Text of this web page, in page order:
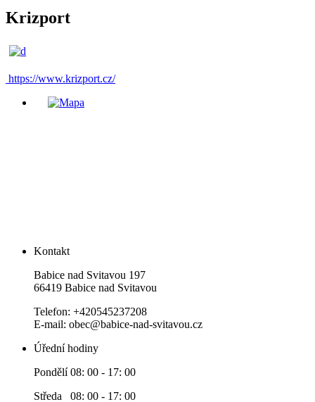
Krizport
https://www.krizport.cz/
Kontakt
Babice nad Svitavou 197
66419 Babice nad Svitavou
Telefon: +420545237208
E-mail: obec@babice-nad-svitavou.cz
Úřední hodiny
Pondělí 08: 00 - 17: 00
Středa 08: 00 - 17: 00